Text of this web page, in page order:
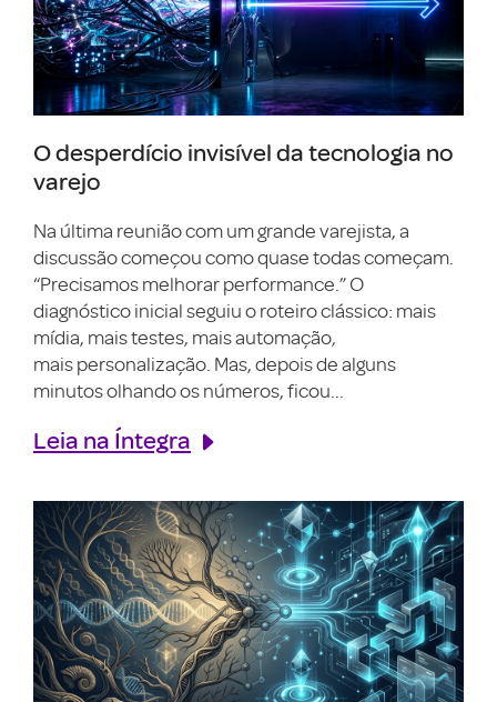
O desperdício invisível da tecnologia no
varejo
Na última reunião com um grande varejista, a
discussão começou como quase todas começam.
“Precisamos melhorar performance.” O
diagnóstico inicial seguiu o roteiro clássico: mais
mídia, mais testes, mais automação,
mais personalização. Mas, depois de alguns
minutos olhando os números, ficou...
Leia na Íntegra